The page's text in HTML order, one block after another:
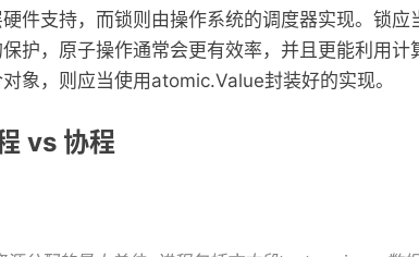
件支持，而锁则由操作系统的调度器实现。锁应
护，原子操作通常会更有效率，并且更能利用计
象，则应当使用atomic.Value封装好的实现。
vs 协程